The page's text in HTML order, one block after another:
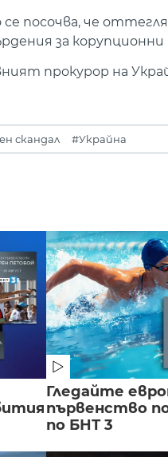
посочва, че
за
прокурор на
скандал #Украйна
Гледайте
първенство
по БНТ 3